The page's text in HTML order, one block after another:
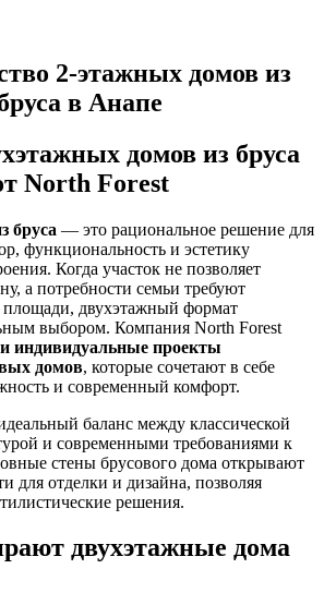
2-этажных домов из
в Анапе
домов из бруса
North Forest
бруса — это рациональное решение для
функциональность и эстетику
Когда участок не позволяет
а потребности семьи требуют
площади, двухэтажный формат
выбором. Компания North Forest
индивидуальные проекты
домов, которые сочетают в себе
и современный комфорт.
баланс между классической
и современными требованиями к
стены брусового дома открывают
для отделки и дизайна, позволяя
решения.
двухэтажные дома